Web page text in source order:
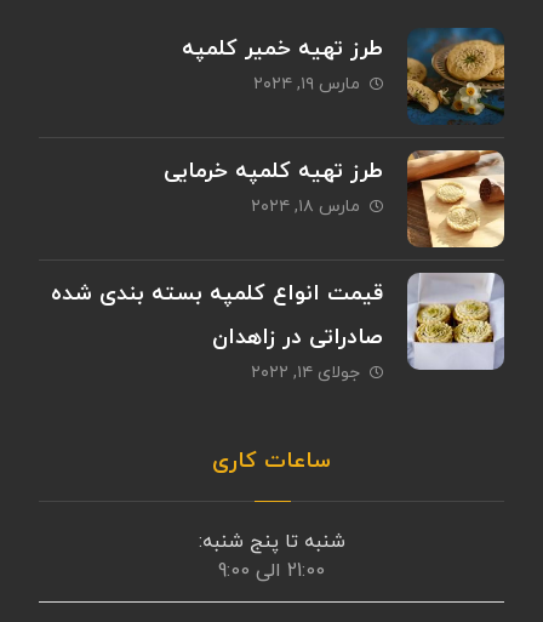
طرز تهیه خمیر کلمپه
مارس ۱۹, ۲۰۲۴
طرز تهیه کلمپه خرمایی
مارس ۱۸, ۲۰۲۴
قیمت انواع کلمپه بسته بندی شده
صادراتی در زاهدان
جولای ۱۴, ۲۰۲۲
ساعات کاری
شنبه تا پنج شنبه:
21:00 الی 9:00